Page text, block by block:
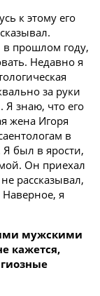
к этому его
прошлом году,
Недавно я
за руки
Я знаю, что его
жена Игоря
в
Я был в ярости,
Он приехал
рассказывал,
Наверное, я
мужскими
кажется,